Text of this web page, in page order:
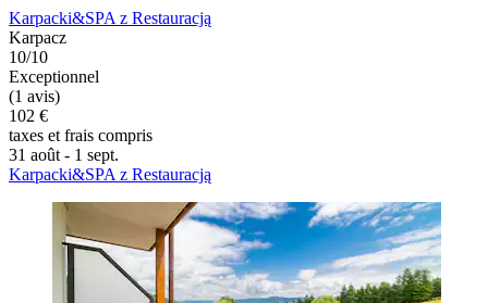
Karpacki&SPA z Restauracją
Karpacz
10/10
Exceptionnel
(1 avis)
102 €
taxes et frais compris
31 août - 1 sept.
Karpacki&SPA z Restauracją